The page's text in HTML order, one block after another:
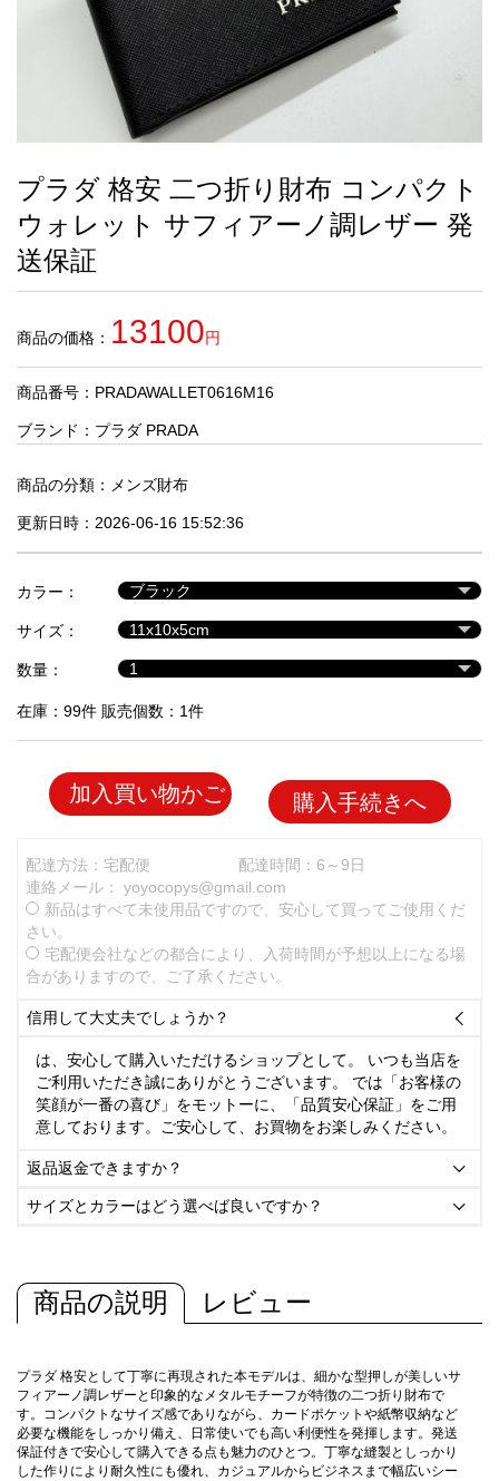
お
す
す
め
商
人
気
商
セ
ル
品
プラダ 格安 二つ折り財布 コンパクト
ウォレット サフィアーノ調レザー 発
送保証
商品の価格： 13100円
商品番号：PRADAWALLET0616M16
ブランド： プラダ PRADA
商品の分類： メンズ財布
更新日時：2026-06-16 15:52:36
カラー：
サイズ：
数量：
在庫：99件 販売個数：1件
加入買い物かご 購入手続きへ
配達方法：宅配便
配達時間：6～9日
連絡メール： yoyocopys@gmail.com
新品はすべて未使用品ですので、安心して買ってご使用くだ
さい。
宅配便会社などの都合により、入荷時間が予想以上になる場
合がありますので、ご了承ください。
信用して大丈夫でしょうか？ 
は、安心して購入いただけるショップとして。 いつも当店を
ご利用いただき誠にありがとうございます。 では「お客様の
笑顔が一番の喜び」をモットーに、「品質安心保証」をご用
意しております。ご安心して、お買物をお楽しみください。
返品返金できますか？ 
サイズとカラーはどう選べば良いですか？ 
商品の説明 レビュー
プラダ 格安として丁寧に再現された本モデルは、細かな型押しが美しいサ
フィアーノ調レザーと印象的なメタルモチーフが特徴の二つ折り財布で
す。コンパクトなサイズ感でありながら、カードポケットや紙幣収納など
必要な機能をしっかり備え、日常使いでも高い利便性を発揮します。発送
保証付きで安心して購入できる点も魅力のひとつ。丁寧な縫製としっかり
した作りにより耐久性にも優れ、カジュアルからビジネスまで幅広いシー